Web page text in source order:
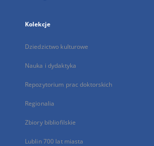
Kolekcje
Dziedzictwo kulturowe
Nauka i dydaktyka
Repozytorium prac doktorskich
Regionalia
Zbiory bibliofilskie
Lublin 700 lat miasta